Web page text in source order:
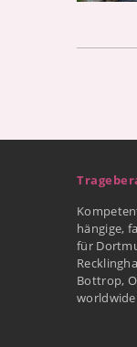
hängige,
für
Bottrop,
worldwide